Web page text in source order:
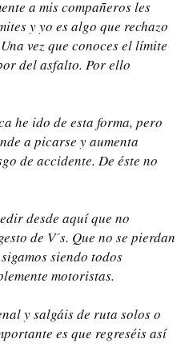
a mis compañeros les
y yo es algo que rechazo
vez que conoces el límite
del asfalto. Por ello
he ido de esta forma, pero
a picarse y aumenta
de accidente. De éste no
desde aquí que no
de V´s. Que no se pierdan
siendo todos
motoristas.
y salgáis de ruta solos o
es que regreséis así